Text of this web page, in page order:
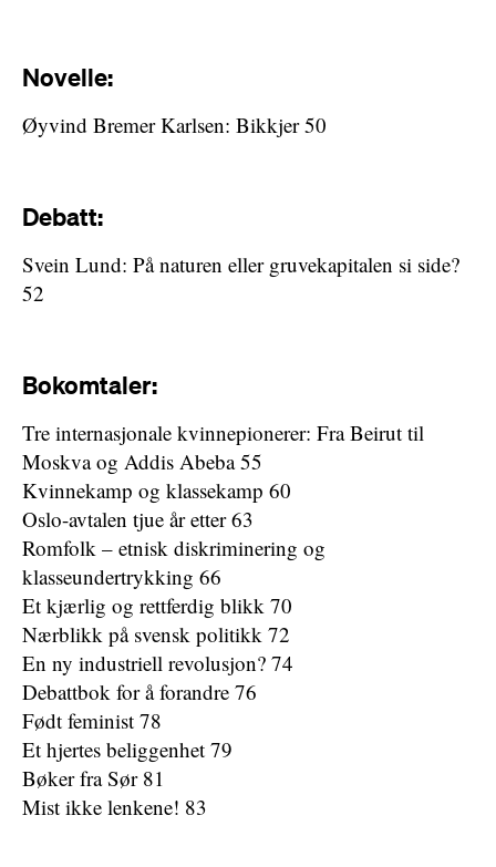
Novelle:
Øyvind Bremer Karlsen: Bikkjer 50
Debatt:
Svein Lund: På naturen eller gruvekapitalen si side?
52
Bokomtaler:
Tre internasjonale kvinnepionerer: Fra Beirut til
Moskva og Addis Abeba 55
Kvinnekamp og klassekamp 60
Oslo-avtalen tjue år etter 63
Romfolk – etnisk diskriminering og
klasseundertrykking 66
Et kjærlig og rettferdig blikk 70
Nærblikk på svensk politikk 72
En ny industriell revolusjon? 74
Debattbok for å forandre 76
Født feminist 78
Et hjertes beliggenhet 79
Bøker fra Sør 81
Mist ikke lenkene! 83